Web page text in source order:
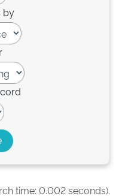
by
time: 0.002 seconds).